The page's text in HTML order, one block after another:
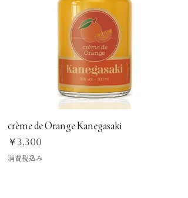
crème de Orange Kanegasaki
価格
￥3,300
消費税込み 消